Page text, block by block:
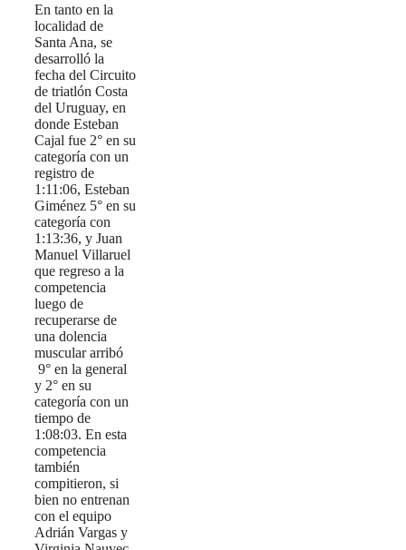
En tanto en la
localidad de
Santa Ana, se
desarrolló la
fecha del Circuito
de triatlón Costa
del Uruguay, en
donde Esteban
Cajal fue 2° en su
categoría con un
registro de
1:11:06, Esteban
Giménez 5° en su
categoría con
1:13:36, y Juan
Manuel Villaruel
que regreso a la
competencia
luego de
recuperarse de
una dolencia
muscular arribó
9° en la general
y 2° en su
categoría con un
tiempo de
1:08:03. En esta
competencia
también
compitieron, si
bien no entrenan
con el equipo
Adrián Vargas y